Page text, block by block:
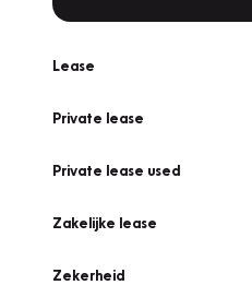
Lease
Private lease
Private lease used
Zakelijke lease
Zekerheid